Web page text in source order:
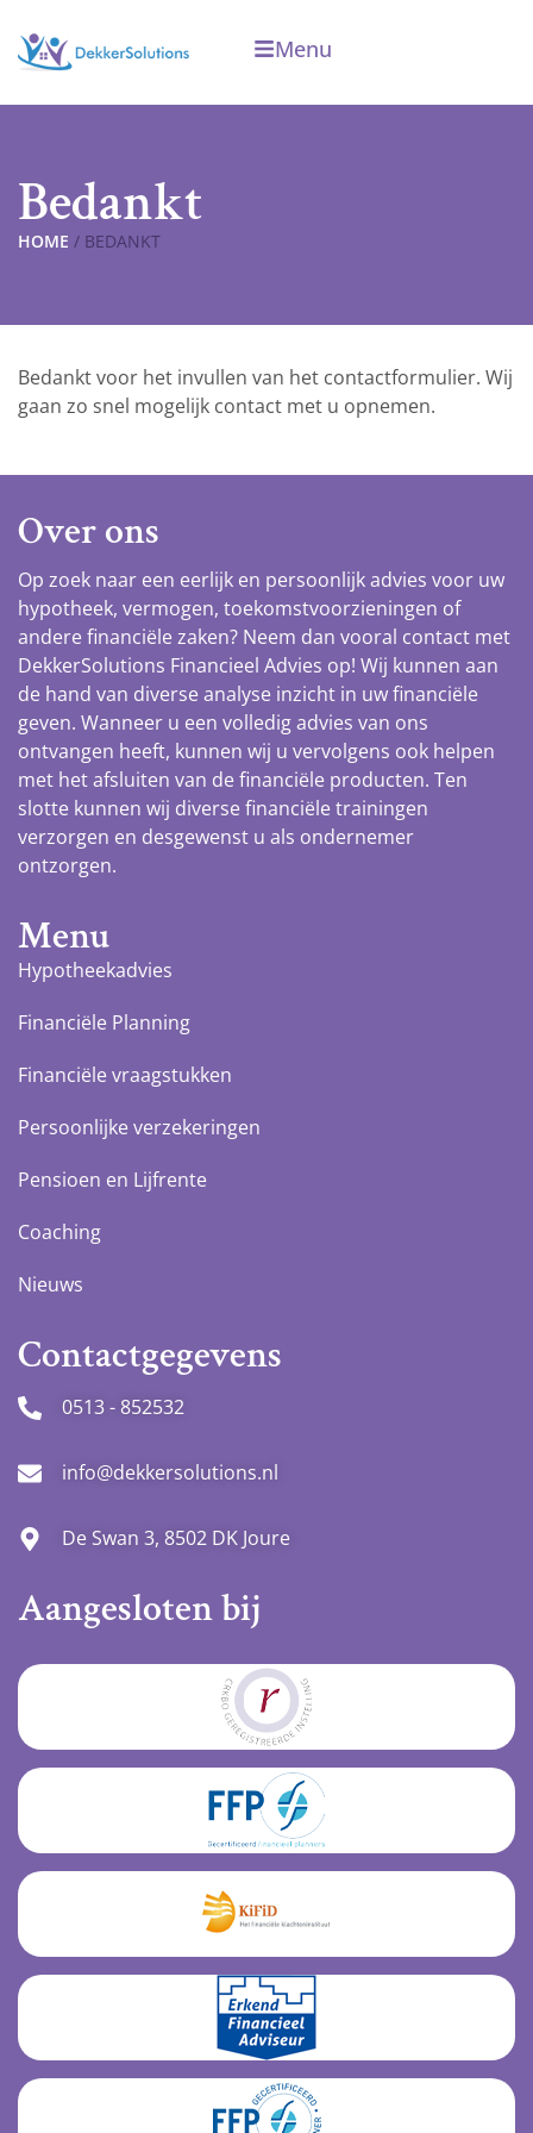
Menu
Bedankt
HOME / BEDANKT
Bedankt voor het invullen van het contactformulier. Wij
gaan zo snel mogelijk contact met u opnemen.
Over ons
Op zoek naar een eerlijk en persoonlijk advies voor uw
hypotheek, vermogen, toekomstvoorzieningen of
andere financiële zaken? Neem dan vooral contact met
DekkerSolutions Financieel Advies op! Wij kunnen aan
de hand van diverse analyse inzicht in uw financiële
geven. Wanneer u een volledig advies van ons
ontvangen heeft, kunnen wij u vervolgens ook helpen
met het afsluiten van de financiële producten. Ten
slotte kunnen wij diverse financiële trainingen
verzorgen en desgewenst u als ondernemer
ontzorgen.
Menu
Hypotheekadvies
Financiële Planning
Financiële vraagstukken
Persoonlijke verzekeringen
Pensioen en Lijfrente
Coaching
Nieuws
Contactgegevens
0513 - 852532
info@dekkersolutions.nl
De Swan 3, 8502 DK Joure
Aangesloten bij